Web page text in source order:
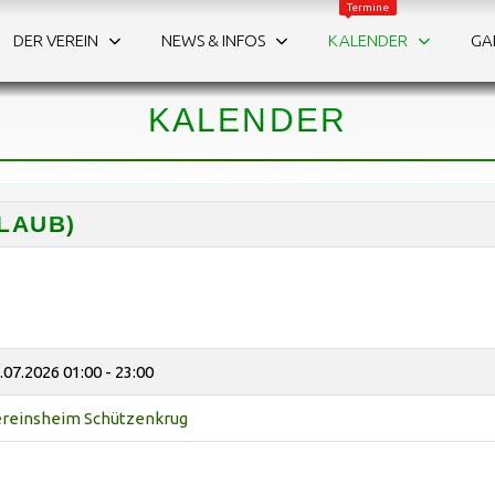
DER VEREIN NEWS & INFOS KALENDER
Termine
Schützenfest Countdown
280 : 02
Stunden
: 10
Minuten
: 42
KALENDER
01:00 - 23:00
Schützenkrug